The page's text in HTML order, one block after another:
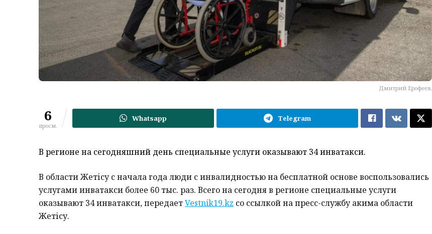
Дмитрий Ерофеев.
6
просм.
Whatsapp Telegram
В регионе на сегодняшний день специальные услуги оказывают 34 инватакси.
В области Жетісу с начала года люди с инвалидностью на бесплатной основе воспользовались
услугами инватакси более 60 тыс. раз. Всего на сегодня в регионе специальные услуги
оказывают 34 инватакси, передаетVestnik19.kz со ссылкой напресс-службу акима области
Жетісу.